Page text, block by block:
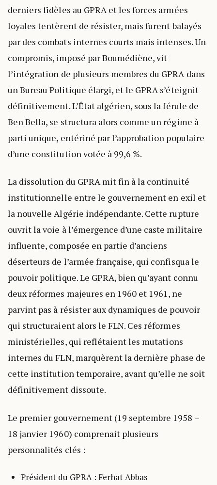
derniers fidèles au GPRA et les forces armées
loyales tentèrent de résister, mais furent balayés
par des combats internes courts mais intenses. Un
compromis, imposé par Boumédiène, vit
l’intégration de plusieurs membres du GPRA dans
un Bureau Politique élargi, et le GPRA s’éteignit
définitivement. L’État algérien, sous la férule de
Ben Bella, se structura alors comme un régime à
parti unique, entériné par l’approbation populaire
d’une constitution votée à 99,6 %.
La dissolution du GPRA mit fin à la continuité
institutionnelle entre le gouvernement en exil et
la nouvelle Algérie indépendante. Cette rupture
ouvrit la voie à l’émergence d’une caste militaire
influente, composée en partie d’anciens
déserteurs de l’armée française, qui confisqua le
pouvoir politique. Le GPRA, bien qu’ayant connu
deux réformes majeures en 1960 et 1961, ne
parvint pas à résister aux dynamiques de pouvoir
qui structuraient alors le FLN. Ces réformes
ministérielles, qui reflétaient les mutations
internes du FLN, marquèrent la dernière phase de
cette institution temporaire, avant qu’elle ne soit
définitivement dissoute.
Le premier gouvernement (19 septembre 1958 –
18 janvier 1960) comprenait plusieurs
personnalités clés :
Président du GPRA : Ferhat Abbas